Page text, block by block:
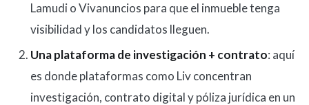
Lamudi o Vivanuncios para que el inmueble tenga
visibilidad y los candidatos lleguen.
Una plataforma de investigación + contrato: aquí
es donde plataformas como Liv concentran
investigación, contrato digital y póliza jurídica en un